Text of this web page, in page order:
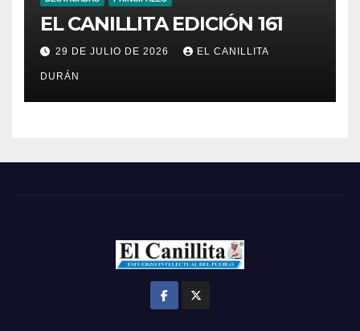
EL CANILLITA EDICIÓN 161
29 DE JULIO DE 2026 EL CANILLITA
DURÁN